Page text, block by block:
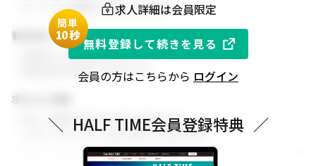
・チームでの協働を大切にできる方
歓迎条件
・同業界での就業経験がある方
・関連分野の知見をお持ちの方
求める人物像
・新しい挑戦に前向きに取り組める方
・スポーツビジネスに強い関心をお持ちの方
求人詳細は会員限定
簡単
10秒
無料登録して続きを見る
会員の方はこちらから ログイン
＼ HALF TIME会員登録特典 ／